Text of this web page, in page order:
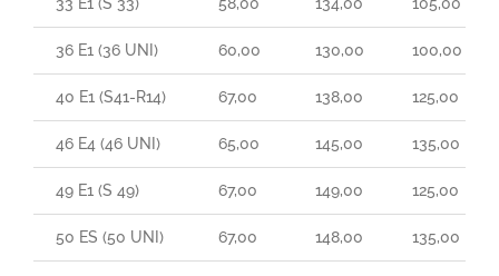
33 E1 (S 33) 58,00 134,00 105,00
36 E1 (36 UNI) 60,00 130,00 100,00
40 E1 (S41-R14) 67,00 138,00 125,00
46 E4 (46 UNI) 65,00 145,00 135,00
49 E1 (S 49) 67,00 149,00 125,00
50 ES (50 UNI) 67,00 148,00 135,00